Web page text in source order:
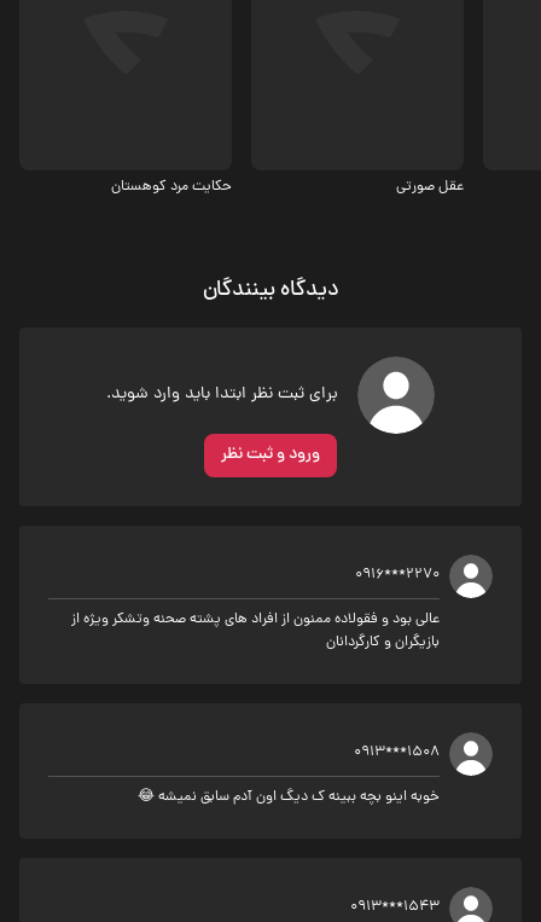
عقل صورتی حکایت مرد کوهستان
دیدگاه بینندگان
برای ثبت نظر ابتدا باید وارد شوید.
ورود و ثبت نظر
0916***2270
عالی بود و فقولاده ممنون از افراد های پشته صحنه وتشکر ویژه از
بازیگران و کارگردانان
0913***1508
خوبه اینو بچه ببینه ک دیگ اون آدم سابق نمیشه 😂
0913***1543